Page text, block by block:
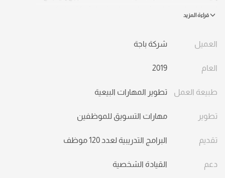
مهارات المدير الناجح.
مهارات التواصل والاتصال.
العميل شركة باجة
العام 2019
طبيعة العمل تطوير المهارات البيعية
تطوير مهارات التسويق للموظفين
تقديم البرامج التدريبية لعدد 120 موظف
دعم القيادة الشخصية